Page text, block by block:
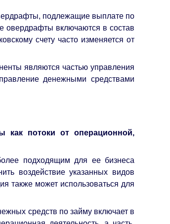
подлежащие выплате по
овердрафты включаются в состав
счету часто изменяется от
являются частью управления
денежными средствами
потоки от операционной,
подходящим для ее бизнеса
воздействие указанных видов
также может использоваться для
средств по займу включает в